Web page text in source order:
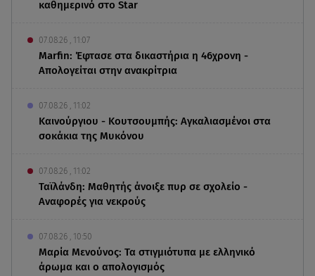
καθημερινό στο Star
07.08.26 , 11:07
Marfin: Έφτασε στα δικαστήρια η 46χρονη -
Απολογείται στην ανακρίτρια
07.08.26 , 11:02
Καινούργιου - Κουτσουμπής: Αγκαλιασμένοι στα
σοκάκια της Μυκόνου
07.08.26 , 11:02
Ταϊλάνδη: Μαθητής άνοιξε πυρ σε σχολείο -
Αναφορές για νεκρούς
07.08.26 , 10:50
Μαρία Μενούνος: Τα στιγμιότυπα με ελληνικό
άρωμα και ο απολογισμός